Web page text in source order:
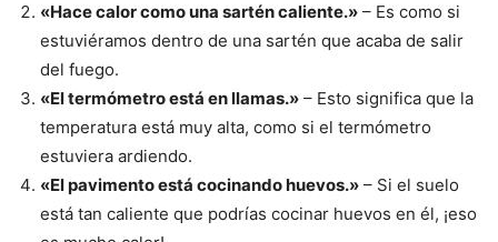
«Hace calor como una sartén caliente.» – Es como si
estuviéramos dentro de una sartén que acaba de salir
del fuego.
«El termómetro está en llamas.» – Esto significa que la
temperatura está muy alta, como si el termómetro
estuviera ardiendo.
«El pavimento está cocinando huevos.» – Si el suelo
está tan caliente que podrías cocinar huevos en él, ¡eso